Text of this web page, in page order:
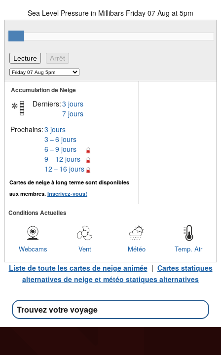
Sea Level Pressure in Millibars Friday 07 Aug at 5pm
Accumulation de Neige
Derniers:3 jours
7 jours
Prochains:3 jours
3 – 6 jours
6 – 9 jours
9 – 12 jours
12 – 16 jours
Cartes de neige à long terme sont disponibles
aux membres. Inscrivez-vous!
Conditions Actuelles
Temp. Air
Météo
Vent
Webcams
Liste de toute les cartes de neige animée| Cartes statiques
alternatives de neige et météo statiques alternatives
Trouvez votre voyage